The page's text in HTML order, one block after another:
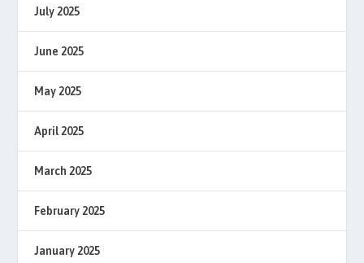
July 2025
June 2025
May 2025
April 2025
March 2025
February 2025
January 2025